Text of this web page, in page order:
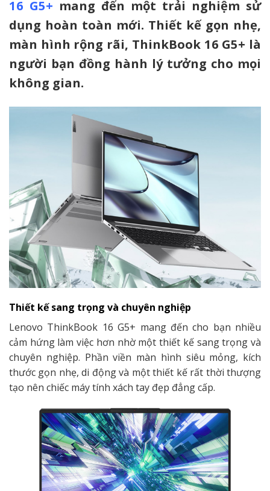
16 G5+ mang đến một trải nghiệm sử
dụng hoàn toàn mới. Thiết kế gọn nhẹ,
màn hình rộng rãi, ThinkBook 16 G5+ là
người bạn đồng hành lý tưởng cho mọi
không gian.
Thiết kế sang trọng và chuyên nghiệp
Lenovo ThinkBook 16 G5+ mang đến cho bạn nhiều
cảm hứng làm việc hơn nhờ một thiết kế sang trọng và
chuyên nghiệp. Phần viền màn hình siêu mỏng, kích
thước gọn nhẹ, di động và một thiết kế rất thời thượng
tạo nên chiếc máy tính xách tay đẹp đẳng cấp.